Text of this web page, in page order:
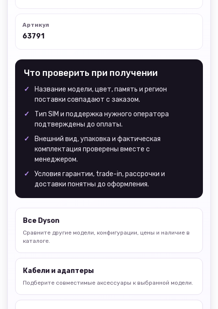
Артикул
63791
Что проверить при получении
Название модели, цвет, память и регион
поставки совпадают с заказом.
Тип SIM и поддержка нужного оператора
подтверждены до оплаты.
Внешний вид, упаковка и фактическая
комплектация проверены вместе с
менеджером.
Условия гарантии, trade-in, рассрочки и
доставки понятны до оформления.
Все Dyson
Сравните другие модели, конфигурации, цены и наличие в
каталоге.
Кабели и адаптеры
Подберите совместимые аксессуары к выбранной модели.